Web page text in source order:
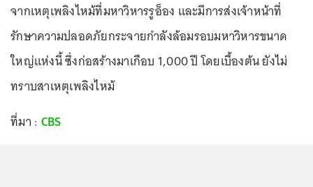
จากเหตุเพลิงไหม้ที่มหาวิหารรูอ็อง และมีการส่งเจ้าหน้าที่
รักษาความปลอดภัยกระจายกำลังล้อมรอบมหาวิหารขนาด
ใหญ่แห่งนี้ ซึ่งก่อสร้างมาเกือบ 1,000 ปี โดยเบื้องต้น ยังไม่
ทราบสาเหตุเพลิงไหม้
ที่มา : CBS